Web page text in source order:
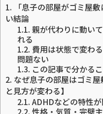
1. 「息子の部屋がゴミ屋
い結論
1.1. 親が代わりに動い
れる
1.2. 費用は状態で変わ
問題ない
1.3. この記事で分かる
2. なぜ息子の部屋はゴミ
と見方が変わる】
2.1. ADHDなどの特性
2.2. 性格・気質・完璧